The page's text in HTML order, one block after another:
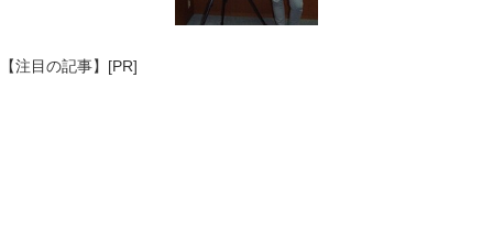
【注目の記事】[PR]